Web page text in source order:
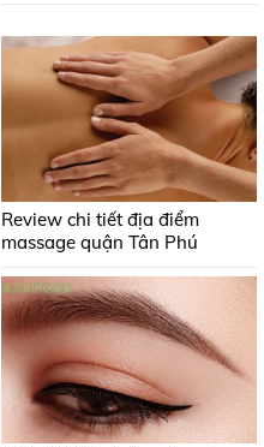
Review chi tiết địa điểm
massage quận Tân Phú